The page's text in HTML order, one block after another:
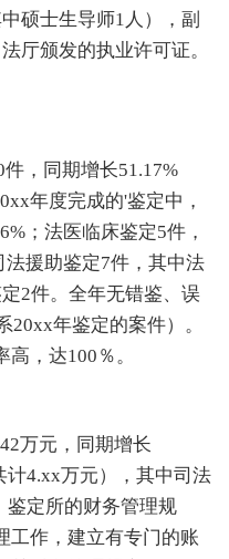
硕士生导师1人），副
厅颁发的执业许可证。
，同期增长51.17%
年度完成的'鉴定中，
；法医临床鉴定5件，
法援助鉴定7件，其中法
2件。全年无错鉴、误
年鉴定的案件）。
，达100％。
万元，同期增长
计4.xx万元），其中司法
鉴定所的财务管理规
工作，建立有专门的账